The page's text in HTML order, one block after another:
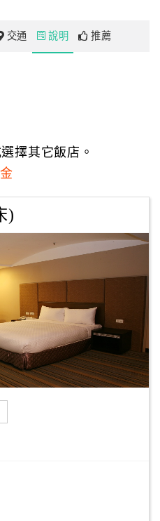
，
一個半小時車程，
交通 說明 推薦
擇其它飯店。
)